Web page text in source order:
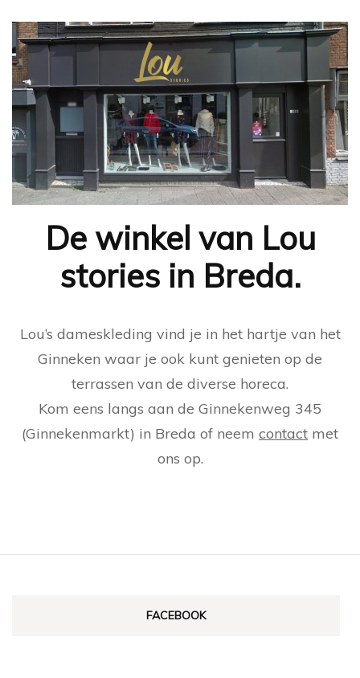
De winkel van Lou
stories in Breda.
Lou’s dameskleding vind je in het hartje van het
Ginneken waar je ook kunt genieten op de
terrassen van de diverse horeca.
Kom eens langs aan de Ginnekenweg 345
(Ginnekenmarkt) in Breda of neem contact met
ons op.
FACEBOOK